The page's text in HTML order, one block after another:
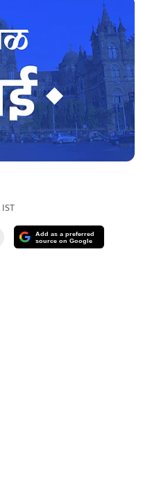
IST
Add as a preferred
source on Google